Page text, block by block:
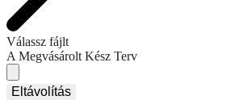
Válassz fájlt
A Megvásárolt Kész Terv
Eltávolítás